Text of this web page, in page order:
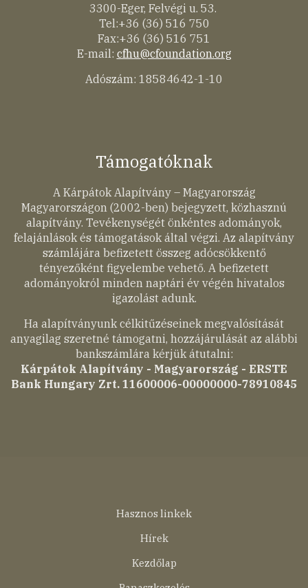
3300-Eger, Felvégi u. 53.
Tel:+36 (36) 516 750
Fax:+36 (36) 516 751
E-mail: cfhu@cfoundation.org
Adószám: 18584642-1-10
Támogatóknak
A Kárpátok Alapítvány – Magyarország
Magyarországon (2002-ben) bejegyzett, közhasznú
alapítvány. Tevékenységét önkéntes adományok,
felajánlások és támogatások által végzi. Az alapítvány
számlájára befizetett összeg adócsökkentő
tényezőként figyelembe vehető. A befizetett
adományokról minden naptári év végén hivatalos
igazolást adunk.
Ha alapítványunk célkitűzéseinek megvalósítását
anyagilag szeretné támogatni, hozzájárulását az alábbi
bankszámlára kérjük átutalni:
Kárpátok Alapítvány - Magyarország - ERSTE
Bank Hungary Zrt. 11600006-00000000-78910845
Hasznos linkek
Hírek
Kezdőlap